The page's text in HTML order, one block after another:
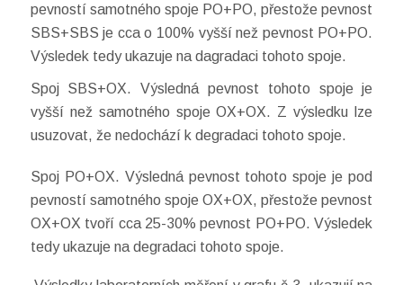
pevností samotného spoje PO+PO, přestože pevnost
SBS+SBS je cca o 100% vyšší než pevnost PO+PO.
Výsledek tedy ukazuje na dagradaci tohoto spoje.
Spoj SBS+OX. Výsledná pevnost tohoto spoje je
vyšší než samotného spoje OX+OX. Z výsledku lze
usuzovat, že nedochází k degradaci tohoto spoje.
Spoj PO+OX. Výsledná pevnost tohoto spoje je pod
pevností samotného spoje OX+OX, přestože pevnost
OX+OX tvoří cca 25-30% pevnost PO+PO. Výsledek
tedy ukazuje na degradaci tohoto spoje.